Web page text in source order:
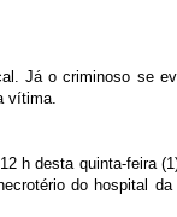
Já o criminoso se
vítima.
h desta quinta-feira
do hospital